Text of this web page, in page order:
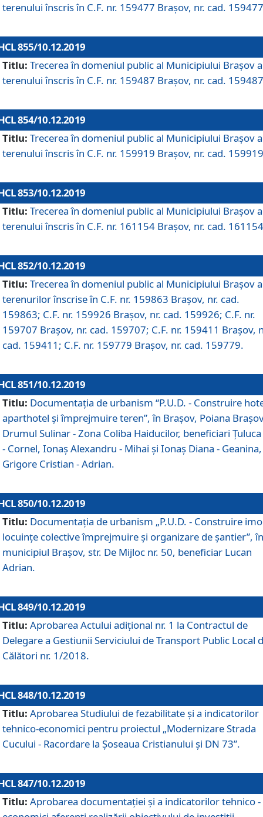
terenului înscris în C.F. nr. 159477 Brașov, nr. cad.
855/10.12.2019
Titlu: Trecerea în domeniul public al Municipiului Braşov a
terenului înscris în C.F. nr. 159487 Brașov, nr. cad.
854/10.12.2019
Titlu: Trecerea în domeniul public al Municipiului Braşov a
terenului înscris în C.F. nr. 159919 Brașov, nr. cad.
853/10.12.2019
Titlu: Trecerea în domeniul public al Municipiului Braşov a
terenului înscris în C.F. nr. 161154 Brașov, nr. cad.
852/10.12.2019
Titlu: Trecerea în domeniul public al Municipiului Braşov a
terenurilor înscrise în C.F. nr. 159863 Brașov, nr. cad.
159863; C.F. nr. 159926 Brașov, nr. cad. 159926; C.F. nr.
159707 Brașov, nr. cad. 159707; C.F. nr. 159411 Brașov,
cad. 159411; C.F. nr. 159779 Brașov, nr. cad. 159779.
851/10.12.2019
Titlu: Documentaţia de urbanism “P.U.D. - Construire
aparthotel şi împrejmuire teren”, în Braşov, Poiana
Drumul Sulinar - Zona Coliba Haiducilor, beneficiari
- Cornel, Ionaş Alexandru - Mihai şi Ionaş Diana - Geanina,
Grigore Cristian - Adrian.
850/10.12.2019
Titlu: Documentaţia de urbanism „P.U.D. - Construire
locuințe colective împrejmuire și organizare de șantier”, în
municipiul Braşov, str. De Mijloc nr. 50, beneficiar Lucan
Adrian.
849/10.12.2019
Titlu: Aprobarea Actului adiţional nr. 1 la Contractul de
Delegare a Gestiunii Serviciului de Transport Public Local
Călători nr. 1/2018.
848/10.12.2019
Titlu: Aprobarea Studiului de fezabilitate şi a indicatorilor
tehnico-economici pentru proiectul „Modernizare Strada
Cucului - Racordare la Șoseaua Cristianului și DN 73”.
847/10.12.2019
Titlu: Aprobarea documentației și a indicatorilor tehnico -